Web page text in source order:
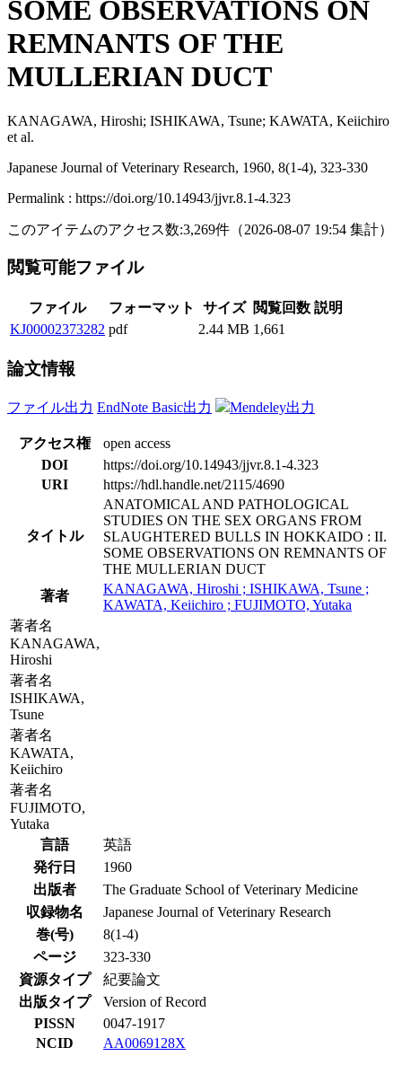
SOME OBSERVATIONS ON
REMNANTS OF THE
MULLERIAN DUCT
KANAGAWA, Hiroshi; ISHIKAWA, Tsune; KAWATA, Keiichiro
et al.
Japanese Journal of Veterinary Research, 1960, 8(1-4), 323-330
Permalink : https://doi.org/10.14943/jjvr.8.1-4.323
このアイテムのアクセス数:3,269件 （2026-08-07 19:54 集計）
閲覧可能ファイル
ファイル フォーマット サイズ 閲覧回数 説明
KJ00002373282 pdf 2.44 MB 1,661
論文情報
ファイル出力 EndNote Basic出力 Mendeley出力
アクセス権
open access
DOI
https://doi.org/10.14943/jjvr.8.1-4.323
URI
https://hdl.handle.net/2115/4690
タイトル
ANATOMICAL AND PATHOLOGICAL
STUDIES ON THE SEX ORGANS FROM
SLAUGHTERED BULLS IN HOKKAIDO : II.
SOME OBSERVATIONS ON REMNANTS OF
THE MULLERIAN DUCT
著者
KANAGAWA, Hiroshi ; ISHIKAWA, Tsune ;
KAWATA, Keiichiro ; FUJIMOTO, Yutaka
著者名
KANAGAWA,
Hiroshi
著者名
ISHIKAWA,
Tsune
著者名
KAWATA,
Keiichiro
著者名
FUJIMOTO,
Yutaka
言語
英語
発行日
1960
出版者
The Graduate School of Veterinary Medicine
収録物名
Japanese Journal of Veterinary Research
巻(号)
8(1-4)
ページ
323-330
資源タイプ
紀要論文
出版タイプ
Version of Record
PISSN
0047-1917
NCID
AA0069128X